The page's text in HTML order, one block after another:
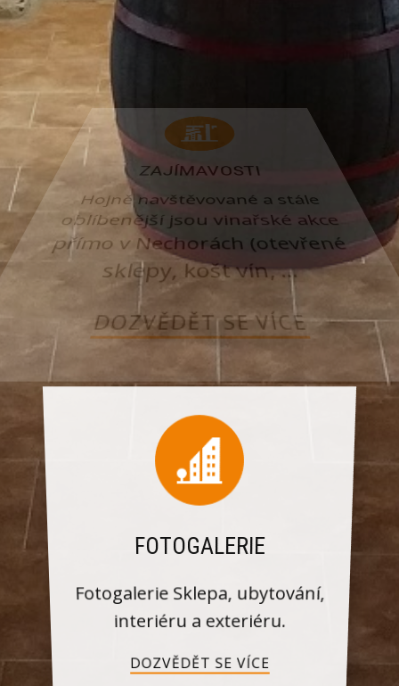
ZAJÍMAVOSTI
Hojně navštěvované a stále
oblíbenější jsou vinařské akce
přímo v Nechorách (otevřené
sklepy, košt vín, ...
DOZVĚDĚT SE VÍCE
FOTOGALERIE
Fotogalerie Sklepa, ubytování,
interiéru a exteriéru.
DOZVĚDĚT SE VÍCE